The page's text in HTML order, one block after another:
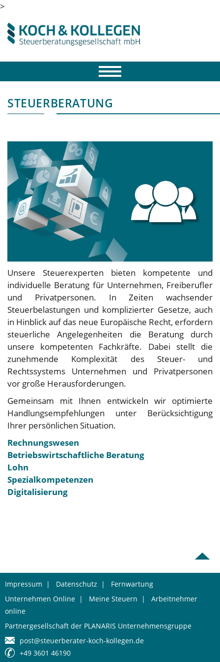
>
STEUERBERATUNG
Unsere Steuerexperten bieten kompetente und
individuelle Beratung für Unternehmen, Freiberufler
und Privatpersonen. In Zeiten wachsender
Steuerbelastungen und komplizierter Gesetze, auch
in Hinblick auf das neue Europäische Recht, erfordern
steuerliche Angelegenheiten die Beratung durch
unsere kompetenten Fachkräfte. Dabei stellt die
zunehmende Komplexität des Steuer- und
Rechtssystems Unternehmen und Privatpersonen
vor große Herausforderungen.
Gemeinsam mit Ihnen entwickeln wir optimierte
Handlungsempfehlungen unter Berücksichtigung
Ihrer persönlichen Situation.
Rechnungswesen
Betriebswirtschaftliche Beratung
Lohn
Spezialkompetenzen
Digitalisierung
Impressum | Datenschutz | Fernwartung
Unternehmen Online | Meine Steuern | Arbeitnehmer
online
Partnergesellschaft der PLANARIS Unternehmensgruppe
post@steuerberater-koch-kollegen.de
+49 3601 46190